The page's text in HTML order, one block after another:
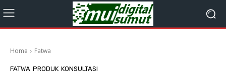
Home Fatwa
FATWA PRODUK KONSULTASI